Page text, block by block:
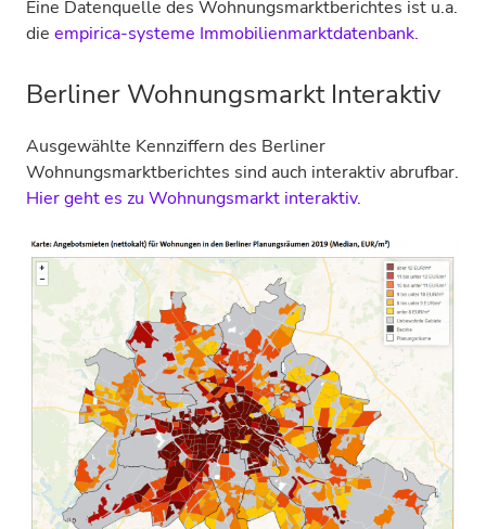
Eine Datenquelle des Wohnungsmarktberichtes ist u.a.
die empirica-systeme Immobilienmarktdatenbank.
Berliner Wohnungsmarkt Interaktiv
Ausgewählte Kennziffern des Berliner
Wohnungsmarktberichtes sind auch interaktiv abrufbar.
Hier geht es zu Wohnungsmarkt interaktiv.